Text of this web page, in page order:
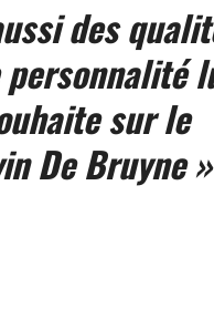
des
sur le
De Bruyne »